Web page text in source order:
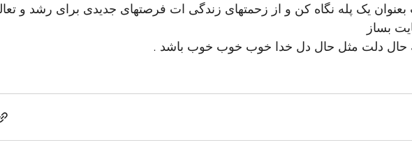
یک پله نگاه کن و از زحمتهای زندگی ات فرصتهای جدیدی برای رشد و
بساز
حال دلت مثل حال دل خدا خوب خوب خوب باشد .